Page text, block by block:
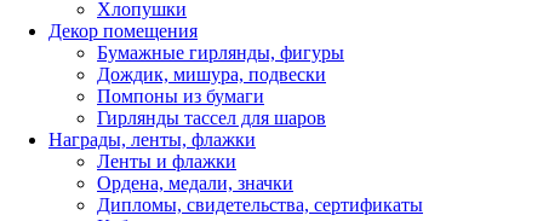
Хлопушки
Декор помещения
Бумажные гирлянды, фигуры
Дождик, мишура, подвески
Помпоны из бумаги
Гирлянды тассел для шаров
Награды, ленты, флажки
Ленты и флажки
Ордена, медали, значки
Дипломы, свидетельства, сертификаты